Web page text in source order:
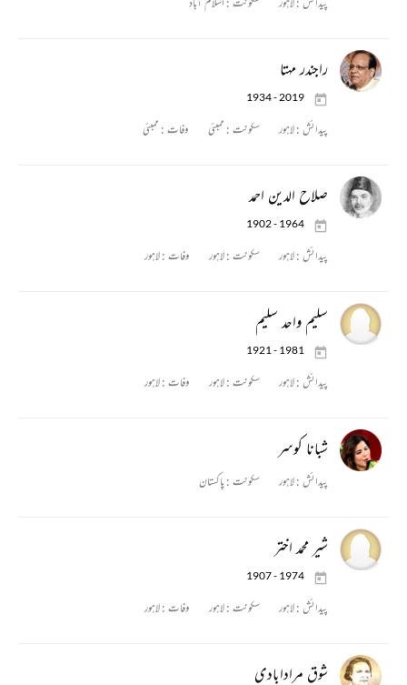
راجندر مہتا
1934 - 2019
پیدائش :لاہور سکونت : ممبئی وفات : ممبئی
صلاح الدین احمد
1902 - 1964
پیدائش :لاہور سکونت :لاہور وفات :لاہور
سلیم واحد سلیم
1921 - 1981
پیدائش :لاہور سکونت :لاہور وفات :لاہور
شبانا کوسر
پیدائش :لاہور سکونت : پاکستان
شیر محمد اختر
1907 - 1974
پیدائش :لاہور سکونت :لاہور وفات :لاہور
شوق مرادابادی